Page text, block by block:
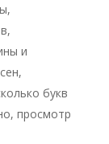
и
букв
просмотр